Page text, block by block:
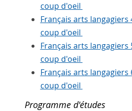
coup d'oeil
Français arts langagiers
coup d'oeil
Français arts langagiers
coup d'oeil
Français arts langagiers
coup d'oeil
Programme d'études